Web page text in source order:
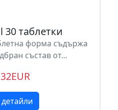
таблетки
форма съдържа
състав от...